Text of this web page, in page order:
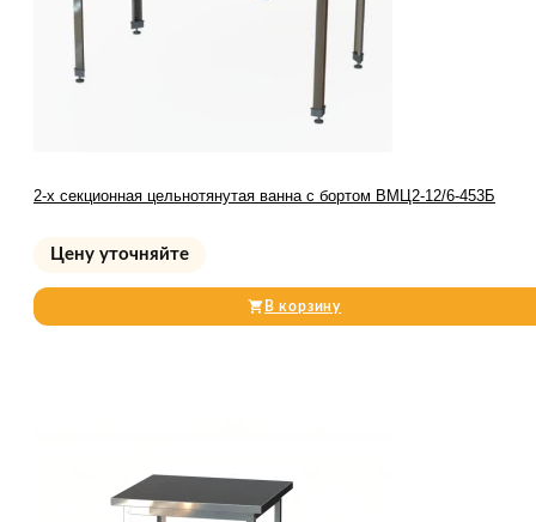
2-х секционная цельнотянутая ванна с бортом ВМЦ2-12/6-453Б
Цену уточняйте
В корзину